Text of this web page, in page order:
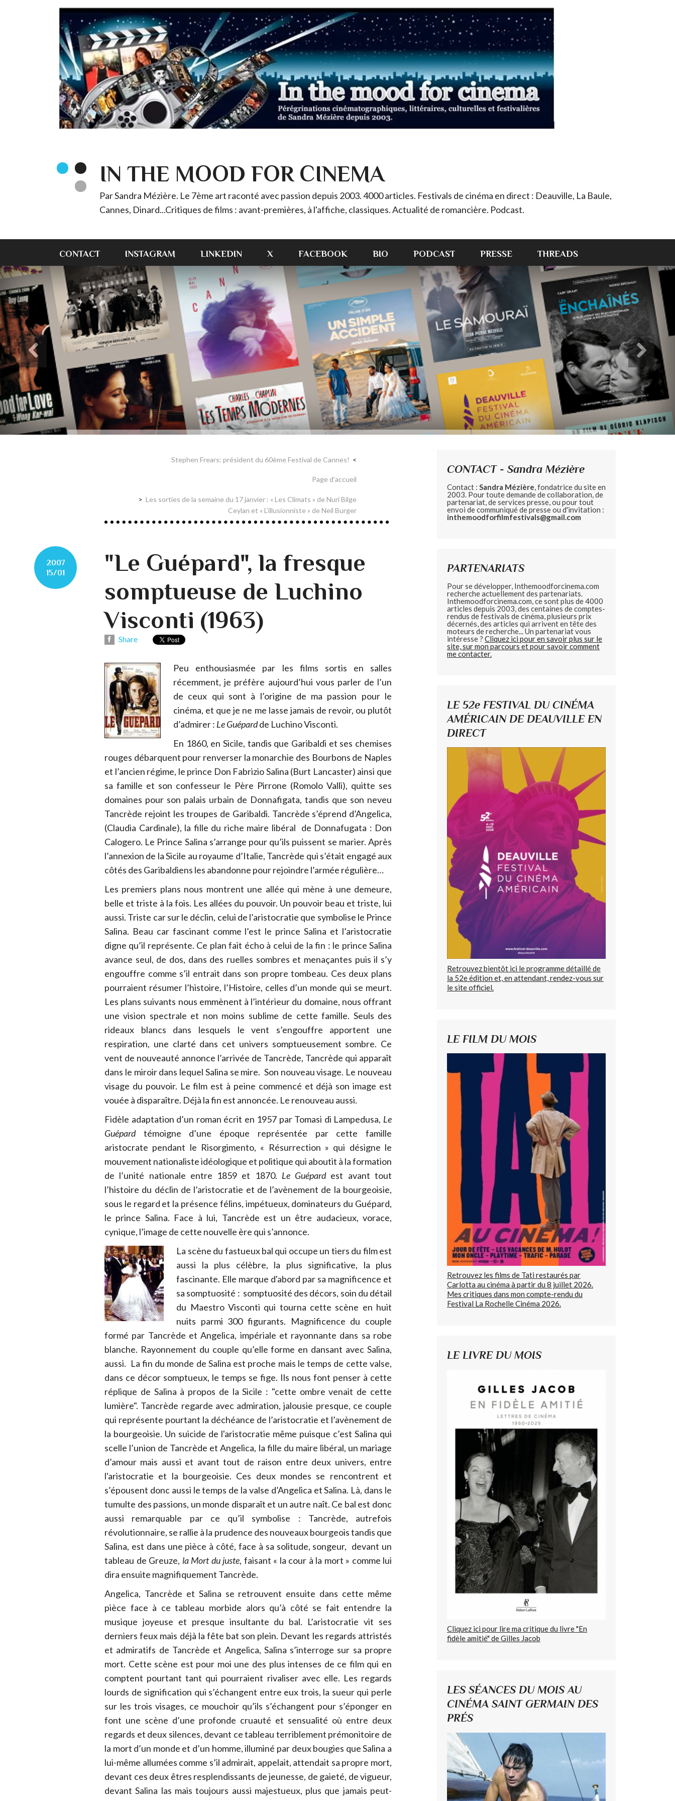
IN THE MOOD FOR CINEMA
Par Sandra Mézière. Le 7ème art raconté avec passion depuis 2003. 4000 articles. Festivals de cinéma en direct : Deauville, La Baule,
Cannes, Dinard...Critiques de films : avant-premières, à l'affiche, classiques. Actualité de romancière. Podcast.
CONTACT INSTAGRAM LINKEDIN X FACEBOOK BIO PODCAST PRESSE THREADS
Stephen Frears: président du 60ème Festival de Cannes!
Page d'accueil
Les sorties de la semaine du 17 janvier : « Les Climats » de Nuri Bilge
Ceylan et « L’illusionniste » de Neil Burger
2007
15/01
"Le Guépard", la fresque
somptueuse de Luchino
Visconti (1963)
Share
Peu enthousiasmée par les films sortis en salles
récemment, je préfère aujourd’hui vous parler de l’un
de ceux qui sont à l’origine de ma passion pour le
cinéma, et que je ne me lasse jamais de revoir, ou plutôt
d’admirer : Le Guépardde Luchino Visconti.
En 1860, en Sicile, tandis que Garibaldi et ses chemises
rouges débarquent pour renverser la monarchie des Bourbons de Naples
et l’ancien régime, le prince Don Fabrizio Salina (Burt Lancaster) ainsi que
sa famille et son confesseur le Père Pirrone (Romolo Valli), quitte ses
domaines pour son palais urbain de Donnafigata, tandis que son neveu
Tancrède rejoint les troupes de Garibaldi. Tancrède s’éprend d’Angelica,
(Claudia Cardinale), la fille du riche maire libéral de Donnafugata : Don
Calogero. Le Prince Salina s’arrange pour qu’ils puissent se marier. Après
l’annexion de la Sicile au royaume d’Italie, Tancrède qui s’était engagé aux
côtés des Garibaldiens les abandonne pour rejoindre l’armée régulière…
Les premiers plans nous montrent une allée qui mène à une demeure,
belle et triste à la fois. Les allées du pouvoir. Un pouvoir beau et triste, lui
aussi. Triste car sur le déclin, celui de l’aristocratie que symbolise le Prince
Salina. Beau car fascinant comme l’est le prince Salina et l’aristocratie
digne qu’il représente. Ce plan fait écho à celui de la fin : le prince Salina
avance seul, de dos, dans des ruelles sombres et menaçantes puis il s’y
engouffre comme s’il entrait dans son propre tombeau. Ces deux plans
pourraient résumer l’histoire, l’Histoire, celles d’un monde qui se meurt.
Les plans suivants nous emmènent à l’intérieur du domaine, nous offrant
une vision spectrale et non moins sublime de cette famille. Seuls des
rideaux blancs dans lesquels le vent s’engouffre apportent une
respiration, une clarté dans cet univers somptueusement sombre. Ce
vent de nouveauté annonce l’arrivée de Tancrède, Tancrède qui apparaît
dans le miroir dans lequel Salina se mire. Son nouveau visage. Le nouveau
visage du pouvoir. Le film est à peine commencé et déjà son image est
vouée à disparaître. Déjà la fin est annoncée. Le renouveau aussi.
Fidèle adaptation d’un roman écrit en 1957 par Tomasi di Lampedusa, Le
Guépardtémoigne d’une époque représentée par cette famille
aristocrate pendant le Risorgimento, « Résurrection » qui désigne le
mouvement nationaliste idéologique et politique qui aboutit à la formation
de l’unité nationale entre 1859 et 1870. Le Guépardest avant tout
l’histoire du déclin de l’aristocratie et de l’avènement de la bourgeoisie,
sous le regard et la présence félins, impétueux, dominateurs du Guépard,
le prince Salina. Face à lui, Tancrède est un être audacieux, vorace,
cynique, l’image de cette nouvelle ère qui s’annonce.
La scène du fastueux bal qui occupe un tiers du film est
aussi la plus célèbre, la plus significative, la plus
fascinante. Elle marque d'abord par sa magnificence et
sa somptuosité : somptuosité des décors, soin du détail
du Maestro Visconti qui tourna cette scène en huit
nuits parmi 300 figurants. Magnificence du couple
formé par Tancrède et Angelica, impériale et rayonnante dans sa robe
blanche. Rayonnement du couple qu’elle forme en dansant avec Salina,
aussi. La fin du monde de Salina est proche mais le temps de cette valse,
dans ce décor somptueux, le temps se fige. Ils nous font penser à cette
réplique de Salina à propos de la Sicile : "cette ombre venait de cette
lumière". Tancrède regarde avec admiration, jalousie presque, ce couple
qui représente pourtant la déchéance de l’aristocratie et l’avènement de
la bourgeoisie. Un suicide de l'aristocratie même puisque c’est Salina qui
scelle l’union de Tancrède et Angelica, la fille du maire libéral, un mariage
d’amour mais aussi et avant tout de raison entre deux univers, entre
l'aristocratie et la bourgeoisie. Ces deux mondes se rencontrent et
s’épousent donc aussi le temps de la valse d’Angelica et Salina. Là, dans le
tumulte des passions, un monde disparaît et un autre naît. Ce bal est donc
aussi remarquable par ce qu’il symbolise : Tancrède, autrefois
révolutionnaire, se rallie à la prudence des nouveaux bourgeois tandis que
Salina, est dans une pièce à côté, face à sa solitude, songeur, devant un
tableau de Greuze, la Mort du juste, faisant « la cour à la mort » comme lui
dira ensuite magnifiquement Tancrède.
Angelica, Tancrède et Salina se retrouvent ensuite dans cette même
pièce face à ce tableau morbide alors qu’à côté se fait entendre la
musique joyeuse et presque insultante du bal. L’aristocratie vit ses
derniers feux mais déjà la fête bat son plein. Devant les regards attristés
et admiratifs de Tancrède et Angelica, Salina s’interroge sur sa propre
mort. Cette scène est pour moi une des plus intenses de ce film qui en
comptent pourtant tant qui pourraient rivaliser avec elle. Les regards
lourds de signification qui s’échangent entre eux trois, la sueur qui perle
sur les trois visages, ce mouchoir qu’ils s’échangent pour s’éponger en
font une scène d’une profonde cruauté et sensualité où entre deux
regards et deux silences, devant ce tableau terriblement prémonitoire de
la mort d’un monde et d’un homme, illuminé par deux bougies que Salina a
lui-même allumées comme s’il admirait, appelait, attendait sa propre mort,
devant ces deux êtres resplendissants de jeunesse, de gaieté, de vigueur,
devant Salina las mais toujours aussi majestueux, plus que jamais peut-
CONTACT - Sandra Mézière
Contact : Sandra Mézière, fondatrice du site en
2003. Pour toute demande de collaboration, de
partenariat, de services presse, ou pour tout
envoi de communiqué de presse ou d'invitation :
inthemoodforfilmfestivals@gmail.com
PARTENARIATS
Pour se développer, Inthemoodforcinema.com
recherche actuellement des partenariats.
Inthemoodforcinema.com, ce sont plus de 4000
articles depuis 2003, des centaines de comptes-
rendus de festivals de cinéma, plusieurs prix
décernés, des articles qui arrivent en tête des
moteurs de recherche... Un partenariat vous
intéresse ? Cliquez ici pour en savoir plus sur le
site, sur mon parcours et pour savoir comment
me contacter.
LE 52e FESTIVAL DU CINÉMA
AMÉRICAIN DE DEAUVILLE EN
DIRECT
Retrouvez bientôt ici le programme détaillé de
la 52e édition et, en attendant, rendez-vous sur
le site officiel.
LE FILM DU MOIS
Retrouvez les films de Tati restaurés par
Carlotta au cinéma à partir du 8 juillet 2026.
Mes critiques dans mon compte-rendu du
Festival La Rochelle Cinéma 2026.
LE LIVRE DU MOIS
Cliquez ici pour lire ma critique du livre "En
fidèle amitié" de Gilles Jacob
LES SÉANCES DU MOIS AU
CINÉMA SAINT GERMAIN DES
PRÉS